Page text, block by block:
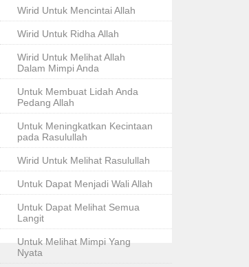
Wirid Untuk Mencintai Allah
Wirid Untuk Ridha Allah
Wirid Untuk Melihat Allah
Dalam Mimpi Anda
Untuk Membuat Lidah Anda
Pedang Allah
Untuk Meningkatkan Kecintaan
pada Rasulullah
Wirid Untuk Melihat Rasulullah
Untuk Dapat Menjadi Wali Allah
Untuk Dapat Melihat Semua
Langit
Untuk Melihat Mimpi Yang
Nyata